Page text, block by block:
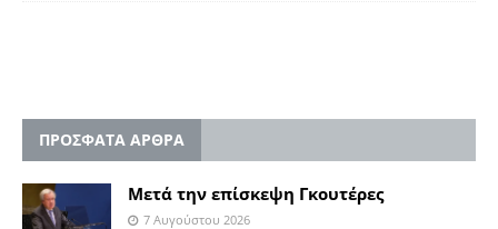
ΠΡΟΣΦΑΤΑ ΑΡΘΡΑ
Μετά την επίσκεψη Γκουτέρες
7 Αυγούστου 2026